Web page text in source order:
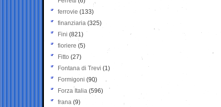
ferrovie (133)
finanziaria (325)
Fini (821)
fioriere (5)
Fitto (27)
Fontana di Trevi (1)
Formigoni (90)
Forza Italia (596)
frana (9)